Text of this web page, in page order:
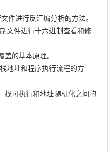
件进行反汇编分析的方法。
文件进行十六进制查看和修
的基本原理。
地址和程序执行流程的方
栈可执行和地址随机化之间的